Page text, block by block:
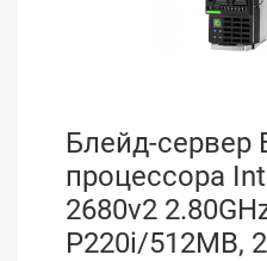
Блейд-сервер
процессора
2680v2
P220i/512MB,